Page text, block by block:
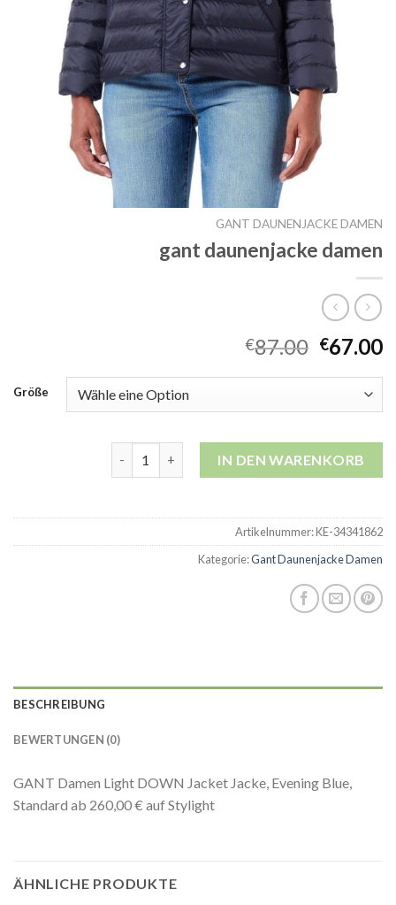
GANT DAUNENJACKE DAMEN
gant daunenjacke damen
€87.00 €67.00
Größe
IN DEN WARENKORB
Artikelnummer:KE-34341862
Kategorie:Gant Daunenjacke Damen
BESCHREIBUNG
BEWERTUNGEN (0)
GANT Damen Light DOWN Jacket Jacke, Evening Blue,
Standard ab 260,00 € auf Stylight
ÄHNLICHE PRODUKTE